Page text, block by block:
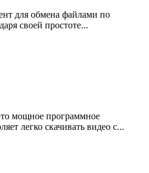
для обмена файлами по
своей простоте...
мощное программное
легко скачивать видео с...